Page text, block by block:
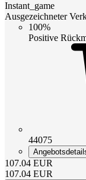
Instant_game
Ausgezeichneter
100%
Positive
44075
107.04 EUR
107.04 EUR